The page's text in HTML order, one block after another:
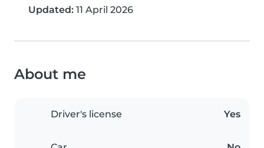
Updated: 11 April 2026
About me
Driver's license Yes